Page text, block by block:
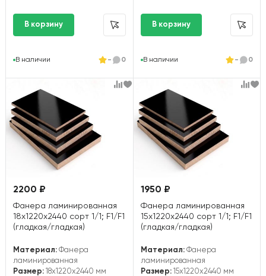
В наличии - 0 В наличии - 0
2200 ₽
Фанера ламинированная
18х1220х2440 сорт 1/1; F1/F1
(гладкая/гладкая)
Материал: Фанера
ламинированная
Размер: 18x1220x2440 мм
1950 ₽
Фанера ламинированная
15х1220х2440 сорт 1/1; F1/F1
(гладкая/гладкая)
Материал:Фанера
ламинированная
Размер:15x1220x2440 мм